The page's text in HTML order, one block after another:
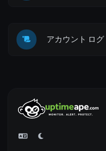
アカウント ログ